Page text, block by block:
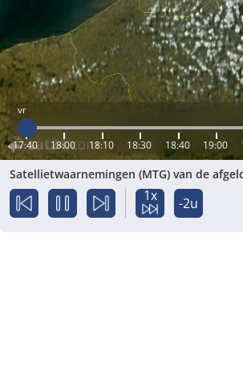
vr
17:40 18:00 18:10 18:30 18:40 19:00
Satellietwaarnemingen (MTG) van de
1x -2u